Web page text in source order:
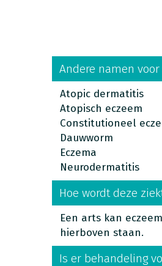
Andere namen
Atopic dermatitis
Atopisch eczeem
Constitutioneel
Dauwworm
Eczema
Neurodermatitis
Hoe wordt deze
Een arts kan
hierboven staan.
Is er behandeling